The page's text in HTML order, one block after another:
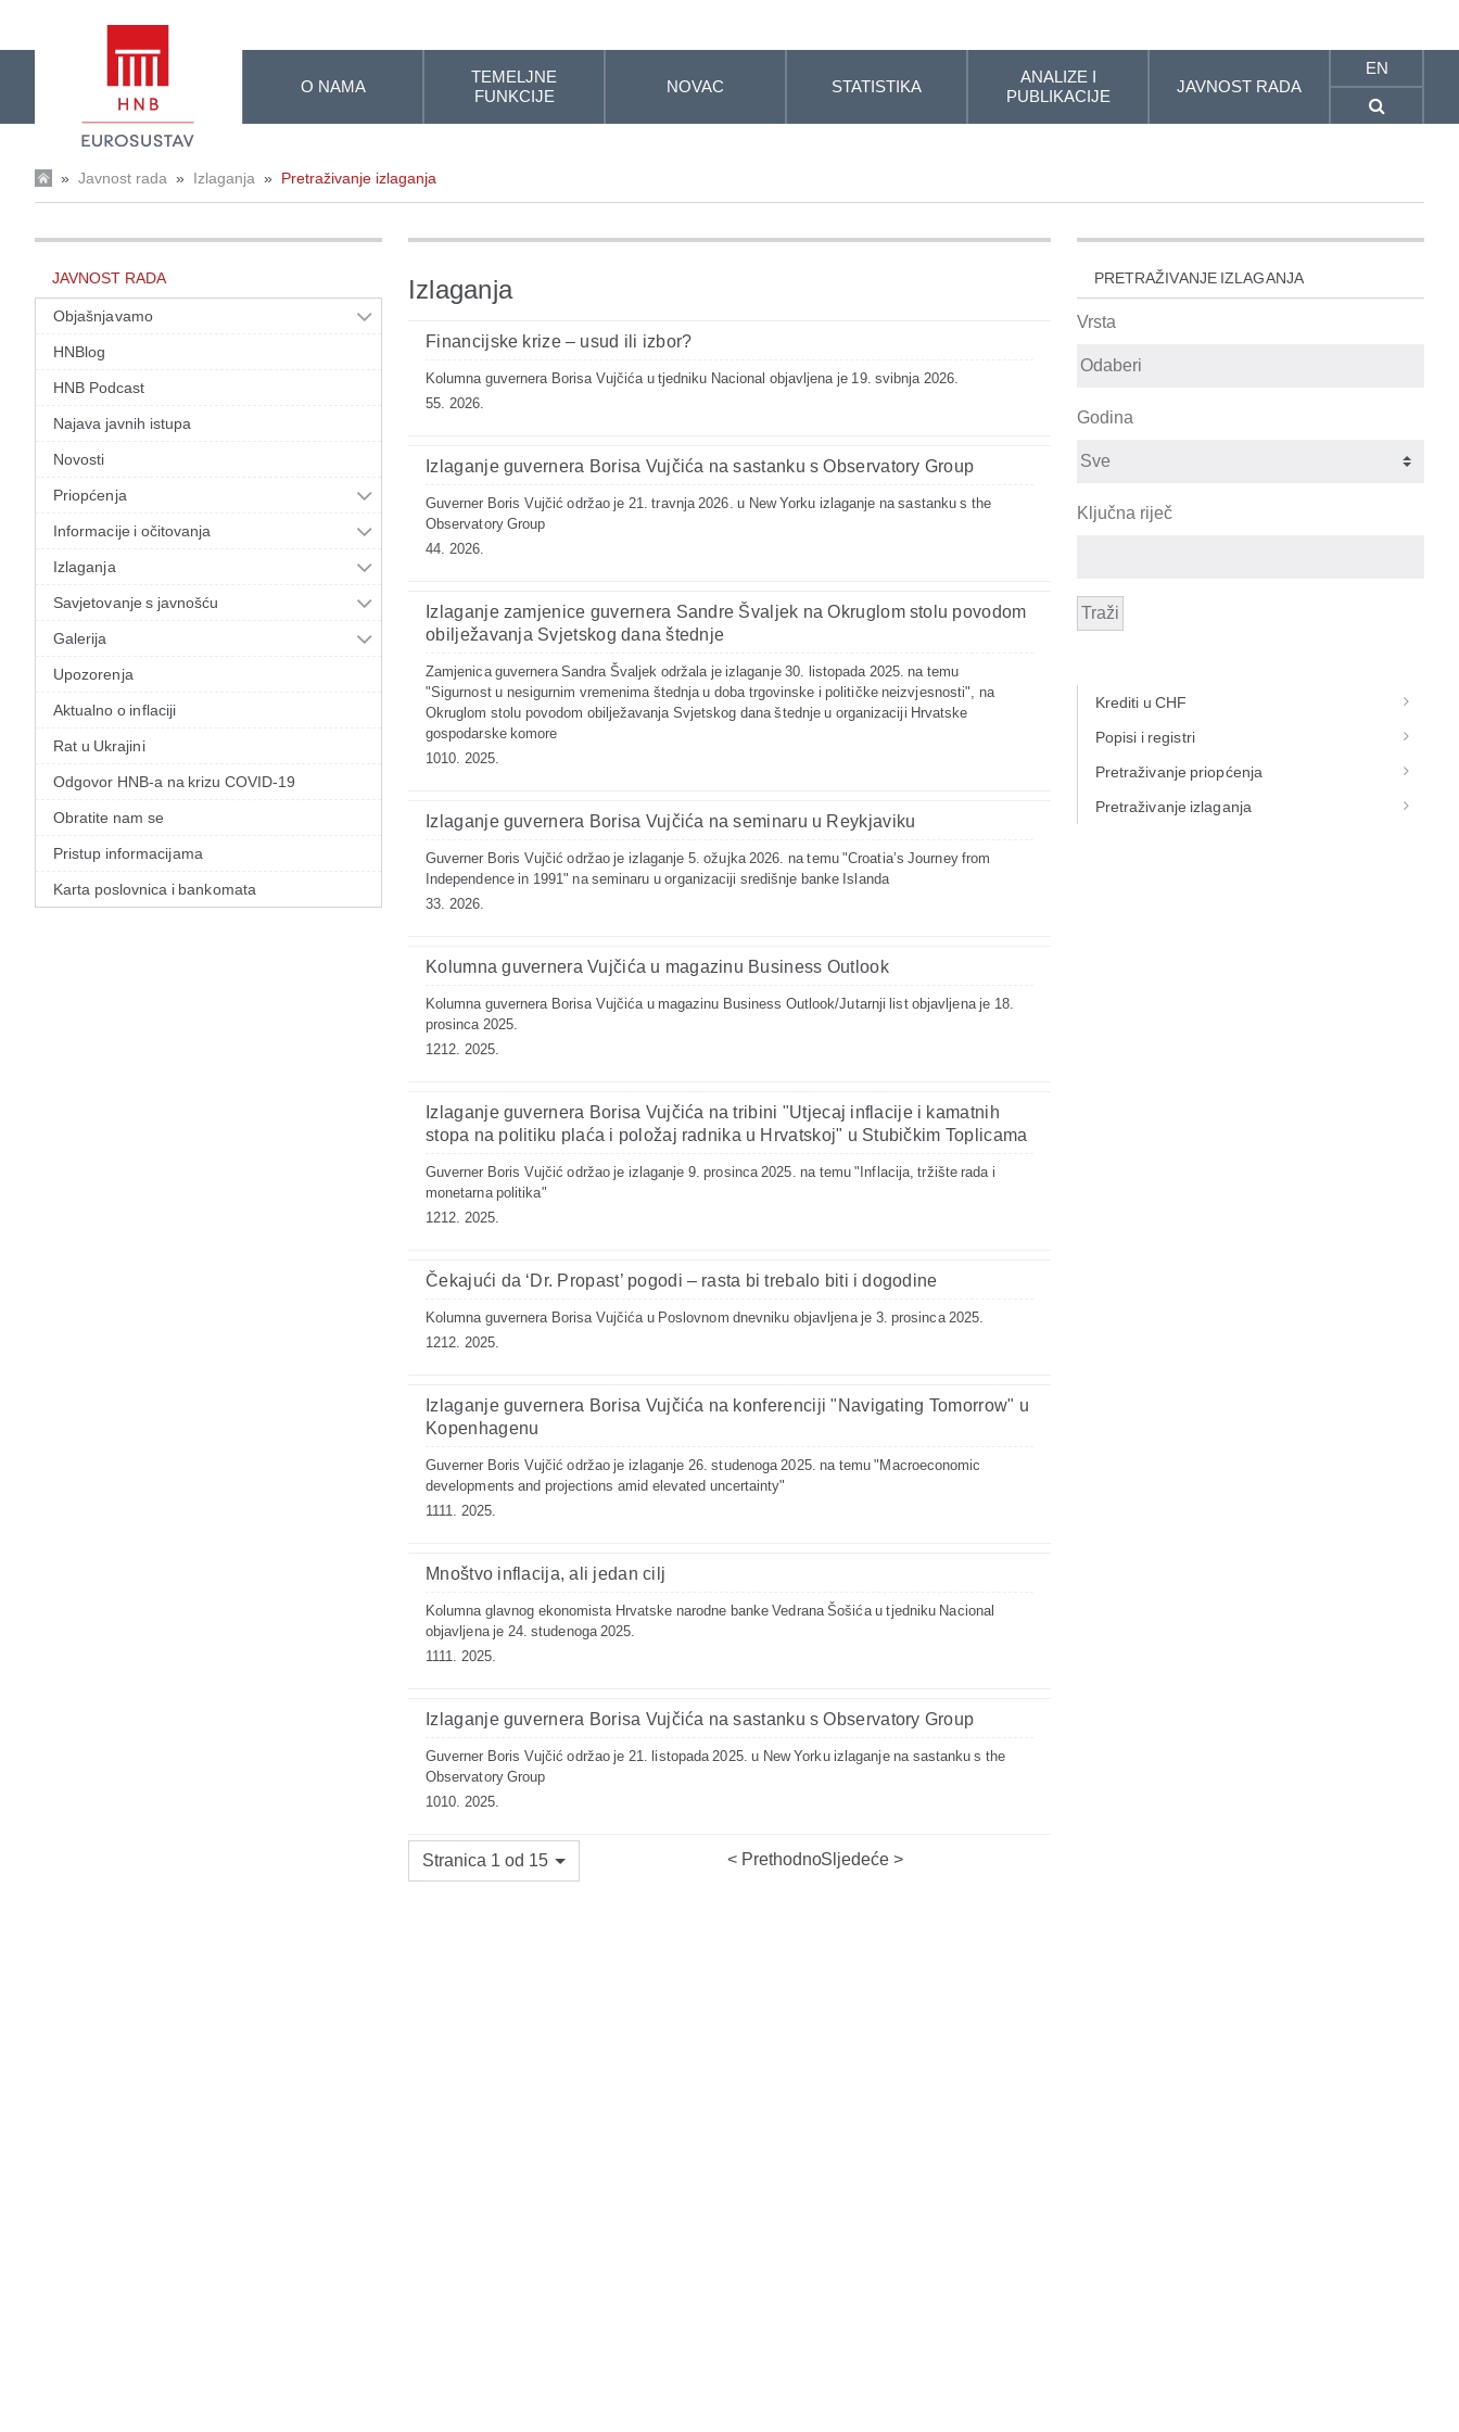
O NAMA
TEMELJNE
FUNKCIJE
NOVAC STATISTIKA
ANALIZE I
PUBLIKACIJE
JAVNOST RADA
EN
» Javnost rada » Izlaganja » Pretraživanje izlaganja
JAVNOST RADA
Objašnjavamo
HNBlog
HNB Podcast
Najava javnih istupa
Novosti
Priopćenja
Informacije i očitovanja
Izlaganja
Savjetovanje s javnošću
Galerija
Upozorenja
Aktualno o inflaciji
Rat u Ukrajini
Odgovor HNB-a na krizu COVID-19
Obratite nam se
Pristup informacijama
Karta poslovnica i bankomata
Izlaganja
Financijske krize – usud ili izbor?
Kolumna guvernera Borisa Vujčića u tjedniku Nacional objavljena je 19. svibnja 2026.
55. 2026.
Izlaganje guvernera Borisa Vujčića na sastanku s Observatory Group
Guverner Boris Vujčić održao je 21. travnja 2026. u New Yorku izlaganje na sastanku s the
Observatory Group
44. 2026.
Izlaganje zamjenice guvernera Sandre Švaljek na Okruglom stolu povodom
obilježavanja Svjetskog dana štednje
Zamjenica guvernera Sandra Švaljek održala je izlaganje 30. listopada 2025. na temu
"Sigurnost u nesigurnim vremenima štednja u doba trgovinske i političke neizvjesnosti", na
Okruglom stolu povodom obilježavanja Svjetskog dana štednje u organizaciji Hrvatske
gospodarske komore
1010. 2025.
Izlaganje guvernera Borisa Vujčića na seminaru u Reykjaviku
Guverner Boris Vujčić održao je izlaganje 5. ožujka 2026. na temu "Croatia’s Journey from
Independence in 1991" na seminaru u organizaciji središnje banke Islanda
33. 2026.
Kolumna guvernera Vujčića u magazinu Business Outlook
Kolumna guvernera Borisa Vujčića u magazinu Business Outlook/Jutarnji list objavljena je 18.
prosinca 2025.
1212. 2025.
Izlaganje guvernera Borisa Vujčića na tribini "Utjecaj inflacije i kamatnih
stopa na politiku plaća i položaj radnika u Hrvatskoj" u Stubičkim Toplicama
Guverner Boris Vujčić održao je izlaganje 9. prosinca 2025. na temu "Inflacija, tržište rada i
monetarna politika"
1212. 2025.
Čekajući da ‘Dr. Propast’ pogodi – rasta bi trebalo biti i dogodine
Kolumna guvernera Borisa Vujčića u Poslovnom dnevniku objavljena je 3. prosinca 2025.
1212. 2025.
Izlaganje guvernera Borisa Vujčića na konferenciji "Navigating Tomorrow" u
Kopenhagenu
Guverner Boris Vujčić održao je izlaganje 26. studenoga 2025. na temu "Macroeconomic
developments and projections amid elevated uncertainty"
1111. 2025.
Mnoštvo inflacija, ali jedan cilj
Kolumna glavnog ekonomista Hrvatske narodne banke Vedrana Šošića u tjedniku Nacional
objavljena je 24. studenoga 2025.
1111. 2025.
Izlaganje guvernera Borisa Vujčića na sastanku s Observatory Group
Guverner Boris Vujčić održao je 21. listopada 2025. u New Yorku izlaganje na sastanku s the
Observatory Group
1010. 2025.
Stranica 1 od 15 PrethodnoSljedeće
PRETRAŽIVANJE IZLAGANJA
Vrsta
Godina
Ključna riječ
Traži
Krediti u CHF
Popisi i registri
Pretraživanje priopćenja
Pretraživanje izlaganja